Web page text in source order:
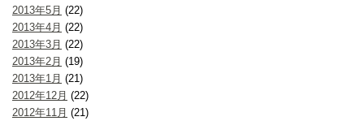
2013年5月 (22)
2013年4月 (22)
2013年3月 (22)
2013年2月 (19)
2013年1月 (21)
2012年12月 (22)
2012年11月 (21)